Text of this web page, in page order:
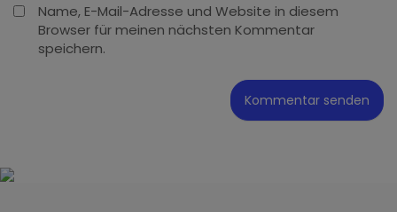
Name, E-Mail-Adresse und Website in diesem
Browser für meinen nächsten Kommentar
speichern.